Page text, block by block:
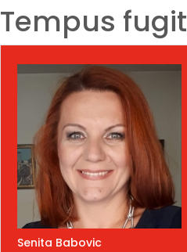
Tempus fugit
Senita Babovic